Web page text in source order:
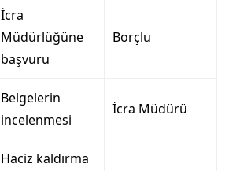
İcra
Müdürlüğüne
başvuru
Borçlu
Belgelerin
incelenmesi
İcra Müdürü
Haciz kaldırma